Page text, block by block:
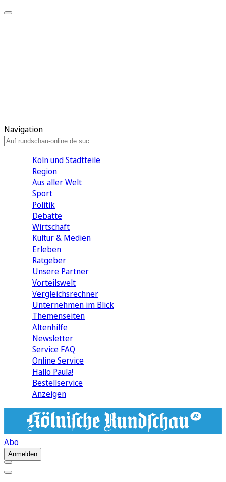
Navigation
Köln und Stadtteile
Region
Aus aller Welt
Sport
Politik
Debatte
Wirtschaft
Kultur & Medien
Erleben
Ratgeber
Unsere Partner
Vorteilswelt
Vergleichsrechner
Unternehmen im Blick
Themenseiten
Altenhilfe
Newsletter
Service FAQ
Online Service
Hallo Paula!
Bestellservice
Anzeigen
Abo
Anmelden